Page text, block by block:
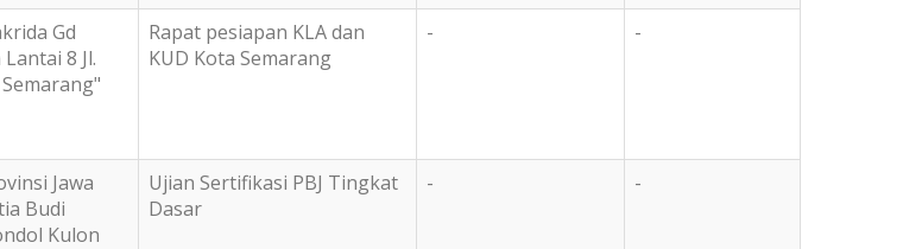
Gd
8 Jl.
Rapat pesiapan KLA dan
KUD Kota Semarang
- -
Jawa
Budi
Kulon
Ujian Sertifikasi PBJ Tingkat
Dasar
- -